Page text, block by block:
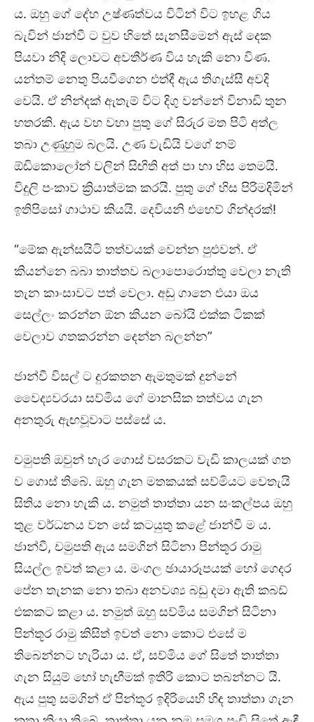
ය. ඔහු ගේ දේහ උෂ්ණත්වය විටින් විට ඉහළ ගිය
බැවින් ජාන්වී ට වුව හිතේ සැනසීමෙන් ඇස් දෙක
පියවා නිදි ලොවට අවතීර්ණ විය හැකි නො විණ.
යන්තම් නෙතු පියවීගෙන එත්දී ඇය තිගැස්සී අවදි
වෙයි. ඒ නින්දක් ඇතැම් විට දිගු වන්නේ විනාඩි තුන
හතරකි. ඇය වහ වහා පුතු ගේ සිරුර මත පිටි අත්ල
තබා උණුහුම බලයි. උණ වැඩියි වගේ නම්
ඕඩිකොලෝන් වලින් සිඟිති අත් පා හා හිස තෙමයි.
විදුලි පංකාව ක්‍රියාත්මක කරයි. පුතු ගේ හිස පිරිමදිමින්
ඉතිපිසෝ ගාථාව කියයි. දෙවියනි එහෙව් ගින්දරක්!
“මේක ඇන්සයිටි තත්වයක් වෙන්න පුළුවන්. ඒ
කියන්නෙ බබා තාත්තව බලාපොරොත්තු වෙලා නැති
තැන කාංසාවට පත් වෙලා. අඩු ගානෙ එයා ඔය
සෙල්ලං කරන්න ඕන කියන බෝයි එක්ක ටිකක්
වෙලාව ගතකරන්න දෙන්න බලන්න”
ජාන්වී විසල් ට දුරකතන ඇමතුමක් දුන්නේ
වෛද්‍යවරයා සව්මිය ගේ මානසික තත්වය ගැන
අනතුරු ඇඟවූවාට පස්සේ ය.
චමුපති ඔවුන් හැර ගොස් වසරකට වැඩි කාලයක් ගත
ව ගොස් තිබේ. ඔහු ගැන මතකයක් සව්මියට වෙතැයි
සිතිය නො හැකි ය. නමුත් තාත්තා යන සංකල්පය ඔහු
තුළ වර්ධනය වන සේ කටයුතු කළේ ජාන්වී ම ය.
ජාන්වී, චමුපති ඇය සමගින් සිටිනා පින්තූර රාමු
සියල්ල ඉවත් කළා ය. මංගල ඡායාරූපයක් හෝ ගෙදර
පේන තැනක නො තබා අනවශ්‍ය බඩු දමා ඇති කබඩ්
එකකට කළා ය. නමුත් ඔහු සව්මිය සමගින් සිටිනා
පින්තූර රාමු කිසිත් ඉවත් නො කොට එසේ ම
තිබෙන්නට හැරියා ය. ඒ, සව්මිය ගේ සිතේ තාත්තා
ගැන සියුම් හෝ හැඟීමක් ඉතිරි කොට තබන්නට යි.
ඇය පුතු සමගින් ඒ පින්තූර ඉදිරියෙහි හිඳ තාත්තා ගැන